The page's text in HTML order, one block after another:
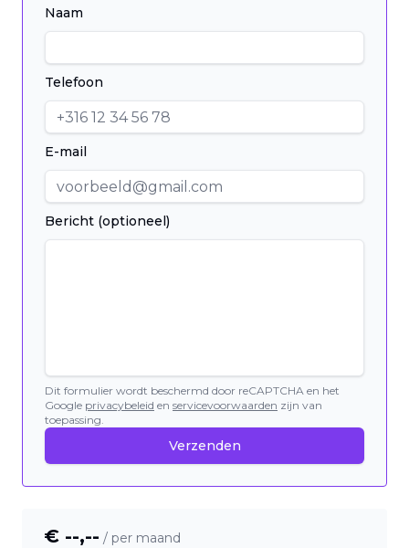
Naam
Telefoon
E-mail
Bericht (optioneel)
Dit formulier wordt beschermd door reCAPTCHA en het
Google privacybeleid en servicevoorwaarden zijn van
toepassing.
Verzenden
€ --,-- / per maand